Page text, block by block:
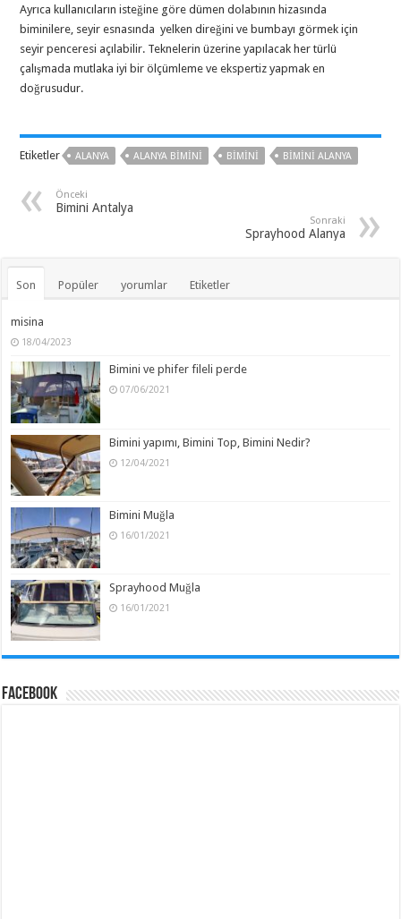
Ayrıca kullanıcıların isteğine göre dümen dolabının hizasında
biminilere, seyir esnasında yelken direğini ve bumbayı görmek için
seyir penceresi açılabilir. Teknelerin üzerine yapılacak her türlü
çalışmada mutlaka iyi bir ölçümleme ve ekspertiz yapmak en
doğrusudur.
Etiketler ALANYA ALANYA BIMINI BIMINI BIMINI ALANYA
Önceki
Bimini Antalya
Sonraki
Sprayhood Alanya
Son Popüler yorumlar Etiketler
misina
18/04/2023
Bimini ve phifer fileli perde
07/06/2021
Bimini yapımı, Bimini Top, Bimini Nedir?
12/04/2021
Bimini Muğla
16/01/2021
Sprayhood Muğla
16/01/2021
Facebook